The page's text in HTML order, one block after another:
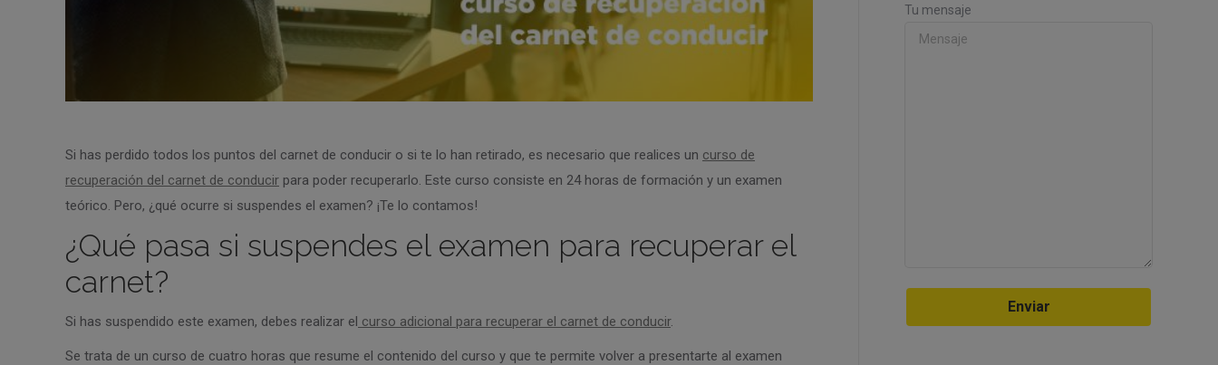
Si has perdido todos los puntos del carnet de conducir o si te lo han retirado, es necesario que realices un curso de
recuperación del carnet de conducir para poder recuperarlo. Este curso consiste en 24 horas de formación y un examen
teórico. Pero, ¿qué ocurre si suspendes el examen? ¡Te lo contamos!
¿Qué pasa si suspendes el examen para recuperar el
carnet?
Si has suspendido este examen, debes realizar el curso adicional para recuperar el carnet de conducir.
Se trata de un curso de cuatro horas que resume el contenido del curso y que te permite volver a presentarte al examen
Tu mensaje